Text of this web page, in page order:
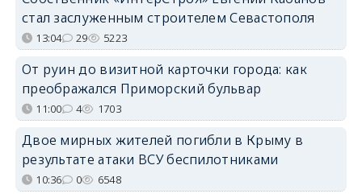
стал заслуженным строителем Севастополя
13:04 29 5223
От руин до визитной карточки города: как
преображался Приморский бульвар
11:00 4 1703
Двое мирных жителей погибли в Крыму в
результате атаки ВСУ беспилотниками
10:36 0 6548